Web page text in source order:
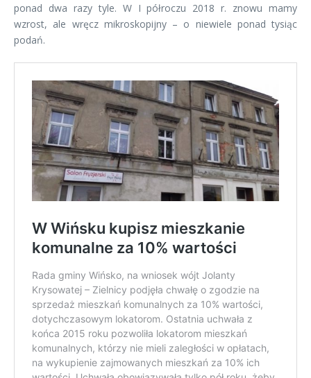
ponad dwa razy tyle. W I półroczu 2018 r. znowu mamy
wzrost, ale wręcz mikroskopijny – o niewiele ponad tysiąc
podań.